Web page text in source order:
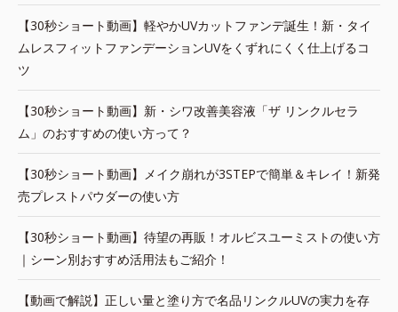
【30秒ショート動画】軽やかUVカットファンデ誕生！新・タイ
ムレスフィットファンデーションUVをくずれにくく仕上げるコ
ツ
【30秒ショート動画】新・シワ改善美容液「ザ リンクルセラ
ム」のおすすめの使い方って？
【30秒ショート動画】メイク崩れが3STEPで簡単＆キレイ！新発
売プレストパウダーの使い方
【30秒ショート動画】待望の再販！オルビスユーミストの使い方
｜シーン別おすすめ活用法もご紹介！
【動画で解説】正しい量と塗り方で名品リンクルUVの実力を存